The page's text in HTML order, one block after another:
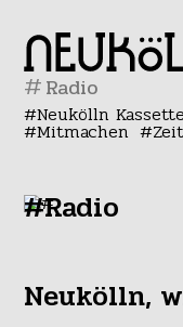
#
Neukölln Kassette
Mitmachen
#Radio
Neukölln,